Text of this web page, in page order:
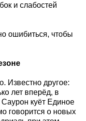
и слабостей
ошибиться, чтобы
Известно другое:
лет вперёд, в
куёт Единое
говорится о новых